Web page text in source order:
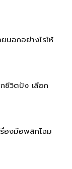
นอกอย่างไรให้
ชีวิตปัง เลือก
องมือพลิกโฉม